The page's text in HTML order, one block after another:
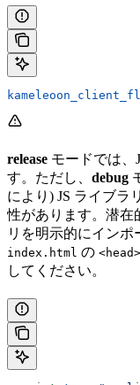
release モードでは、
す。ただし、 debug
により) JS ライブラ
性があります。潜在
リを明示的にインポ
index.html の <head>
してください。